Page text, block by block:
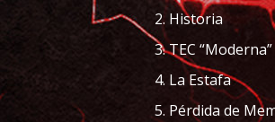
2. Historia
3. TEC “Moderna”
4. La Estafa
5. Pérdida de